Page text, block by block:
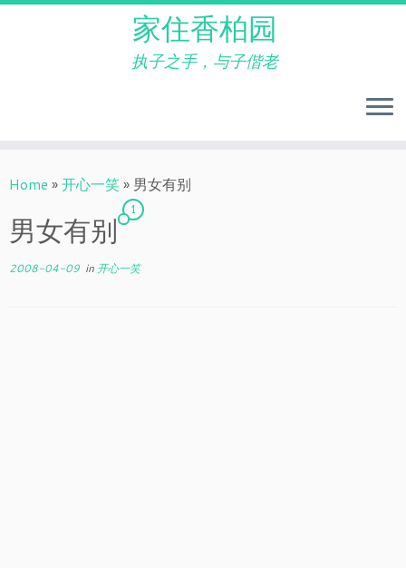
to
家住香柏园
执子之手，与子偕老
Home »开心一笑» 男女有别
男女有别
1
2008-04-09 in 开心一笑